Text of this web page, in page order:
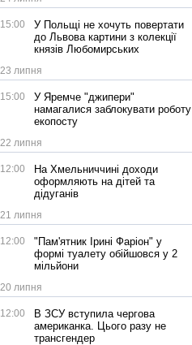
15:00
У Польщі не хочуть повертати
до Львова картини з колекції
князів Любомирських
23 липня
15:00
У Яремче "джипери"
намагалися заблокувати роботу
екопосту
22 липня
12:00
На Хмельниччині доходи
оформляють на дітей та
дідуганів
21 липня
12:00
"Пам'ятник Ірині Фаріон" у
формі туалету обійшовся у 2
мільйони
20 липня
12:00
В ЗСУ вступила чергова
американка. Цього разу не
трансгендер